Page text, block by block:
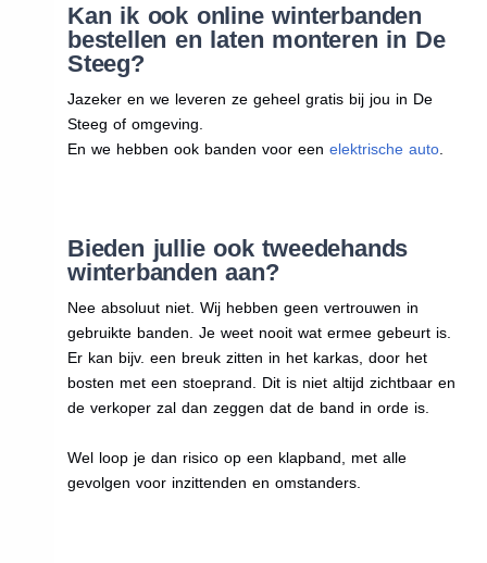
Kan ik ook online winterbanden
bestellen en laten monteren in De
Steeg?
Jazeker en we leveren ze geheel gratis bij jou in De
Steeg of omgeving.
En we hebben ook banden voor een elektrische auto.
Bieden jullie ook tweedehands
winterbanden aan?
Nee absoluut niet. Wij hebben geen vertrouwen in
gebruikte banden. Je weet nooit wat ermee gebeurt is.
Er kan bijv. een breuk zitten in het karkas, door het
bosten met een stoeprand. Dit is niet altijd zichtbaar en
de verkoper zal dan zeggen dat de band in orde is.
Wel loop je dan risico op een klapband, met alle
gevolgen voor inzittenden en omstanders.